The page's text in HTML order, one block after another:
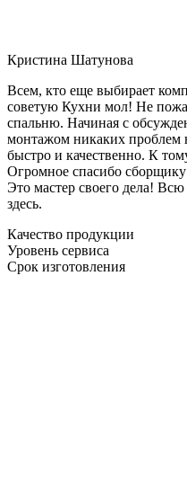
Кристина Шатунова
Всем, кто еще выбирает
советую Кухни мол! Не
спальню. Начиная с
монтажом никаких проблем
быстро и качественно. К
Огромное спасибо сборщику
Это мастер своего дела! Всю
здесь.
Качество продукции
Уровень сервиса
Срок изготовления